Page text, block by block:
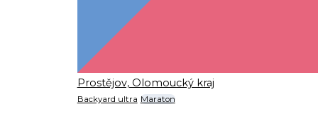
Prostějov, Olomoucký kraj
Backyard ultra Maraton